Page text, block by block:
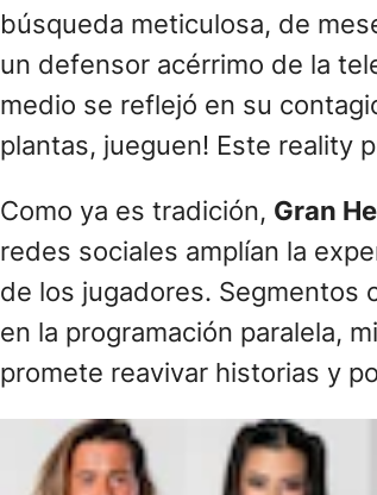
búsqueda meticulosa, de
un defensor acérrimo de la
medio se reflejó en su
plantas, jueguen! Este reality
Como ya es tradición, Gran
redes sociales amplían la
de los jugadores. Segmentos
en la programación paralela,
promete reavivar historias y